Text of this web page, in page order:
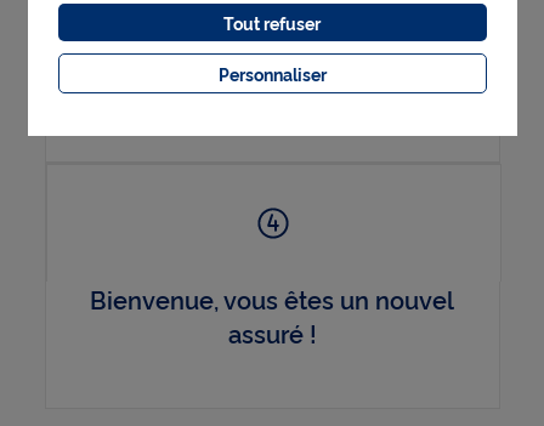
Nous gérons votre changement
de mutuelle ou de
complémentaire santé
Bienvenue, vous êtes un nouvel
assuré !
Personnaliser
Tout refuser